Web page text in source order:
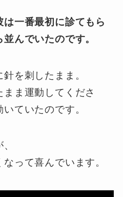
一番最初に診てもら
んでいたのです。
を刺したまま。
ま運動してくださ
ていたのです。
って喜んでいます。